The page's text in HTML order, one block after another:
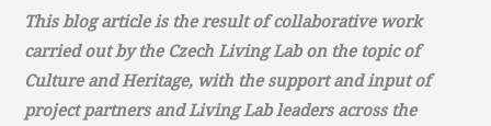
This blog article is the result of collaborative work
carried out by the Czech Living Lab on the topic of
Culture and Heritage, with the support and input of
project partners and Living Lab leaders across the